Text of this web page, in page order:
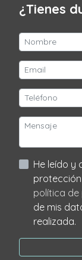
¿Tienes
He leído y acepto la
política
de mis
realizada.